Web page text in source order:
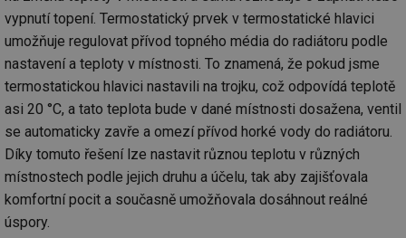
vypnutí topení. Termostatický prvek v termostatické hlavici
umožňuje regulovat přívod topného média do radiátoru podle
nastavení a teploty v místnosti. To znamená, že pokud jsme
termostatickou hlavici nastavili na trojku, což odpovídá teplotě
asi 20 °C, a tato teplota bude v dané místnosti dosažena, ventil
se automaticky zavře a omezí přívod horké vody do radiátoru.
Díky tomuto řešení lze nastavit různou teplotu v různých
místnostech podle jejich druhu a účelu, tak aby zajišťovala
komfortní pocit a současně umožňovala dosáhnout reálné
úspory.